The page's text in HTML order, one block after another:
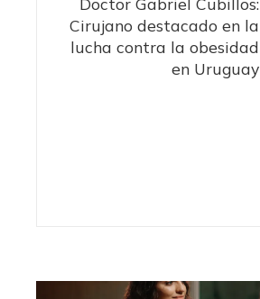
Cirujano destacado en la
lucha contra la obesidad
en Uruguay